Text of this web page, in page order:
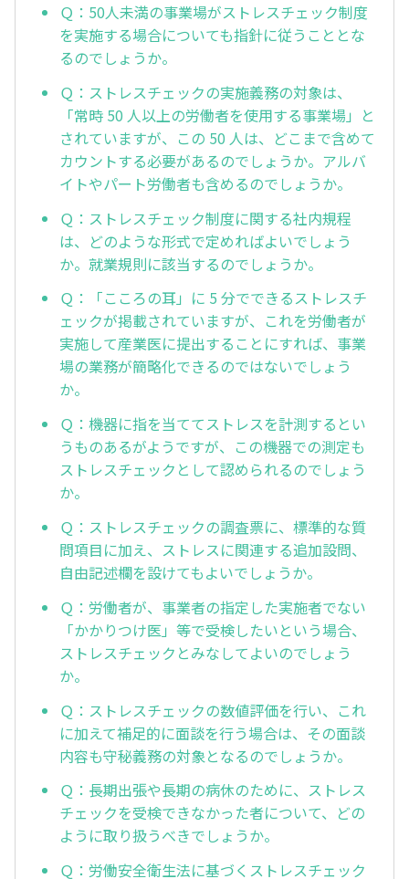
Ｑ：50人未満の事業場がストレスチェック制度
を実施する場合についても指針に従うこととな
るのでしょうか。
Ｑ：ストレスチェックの実施義務の対象は、
「常時 50 人以上の労働者を使用する事業場」と
されていますが、この 50 人は、どこまで含めて
カウントする必要があるのでしょうか。アルバ
イトやパート労働者も含めるのでしょうか。
Ｑ：ストレスチェック制度に関する社内規程
は、どのような形式で定めればよいでしょう
か。就業規則に該当するのでしょうか。
Ｑ：「こころの耳」に 5 分でできるストレスチ
ェックが掲載されていますが、これを労働者が
実施して産業医に提出することにすれば、事業
場の業務が簡略化できるのではないでしょう
か。
Ｑ：機器に指を当ててストレスを計測するとい
うものあるがようですが、この機器での測定も
ストレスチェックとして認められるのでしょう
か。
Ｑ：ストレスチェックの調査票に、標準的な質
問項目に加え、ストレスに関連する追加設問、
自由記述欄を設けてもよいでしょうか。
Ｑ：労働者が、事業者の指定した実施者でない
「かかりつけ医」等で受検したいという場合、
ストレスチェックとみなしてよいのでしょう
か。
Ｑ：ストレスチェックの数値評価を行い、これ
に加えて補足的に面談を行う場合は、その面談
内容も守秘義務の対象となるのでしょうか。
Ｑ：長期出張や長期の病休のために、ストレス
チェックを受検できなかった者について、どの
ように取り扱うべきでしょうか。
Ｑ：労働安全衛生法に基づくストレスチェック